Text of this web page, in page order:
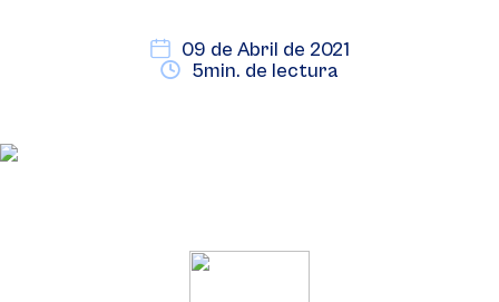
09 de Abril de 2021
5min. de lectura